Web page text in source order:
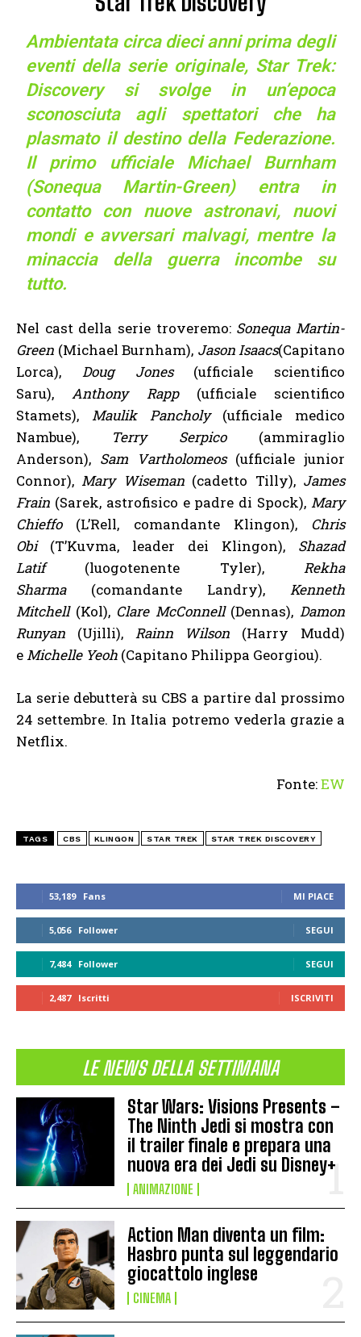
53,189 Fans MI PIACE
5,056 Follower SEGUI
7,484 Follower SEGUI
2,487 Iscritti ISCRIVITI
LE NEWS DELLA SETTIMANA
Star Wars: Visions Presents –
The Ninth Jedi si mostra con
il trailer finale e prepara una
nuova era dei Jedi su Disney+
ANIMAZIONE
Action Man diventa un film:
Hasbro punta sul leggendario
giocattolo inglese
CINEMA
Ambientata circa dieci anni prima degli
eventi della serie originale, Star Trek:
Discovery si svolge in un’epoca
sconosciuta agli spettatori che ha
plasmato il destino della Federazione.
Il primo ufficiale Michael Burnham
(Sonequa Martin-Green) entra in
contatto con nuove astronavi, nuovi
mondi e avversari malvagi, mentre la
minaccia della guerra incombe su
tutto.
Nel cast della serie troveremo: Sonequa Martin-
Green (Michael Burnham), Jason Isaacs(Capitano
Lorca), Doug Jones(ufficiale scientifico
Saru),Anthony Rapp(ufficiale scientifico
Stamets), Maulik Pancholy(ufficiale medico
Nambue), Terry Serpico(ammiraglio
Anderson), Sam Vartholomeos(ufficiale junior
Connor),Mary Wiseman(cadetto Tilly), James
Frain (Sarek, astrofisico e padre di Spock), Mary
Chieffo(L’Rell, comandante Klingon), Chris
Obi(T’Kuvma, leader dei Klingon), Shazad
Latif(luogotenente Tyler), Rekha
Sharma(comandante Landry), Kenneth
Mitchell(Kol), Clare McConnell(Dennas),Damon
Runyan (Ujilli), Rainn Wilson (Harry Mudd)
eMichelle Yeoh (Capitano Philippa Georgiou).
La serie debutterà su CBS a partire dal prossimo
24 settembre. In Italia potremo vederla grazie a
Netflix.
Fonte:EW
TAGS CBS KLINGON STAR TREK STAR TREK DISCOVERY